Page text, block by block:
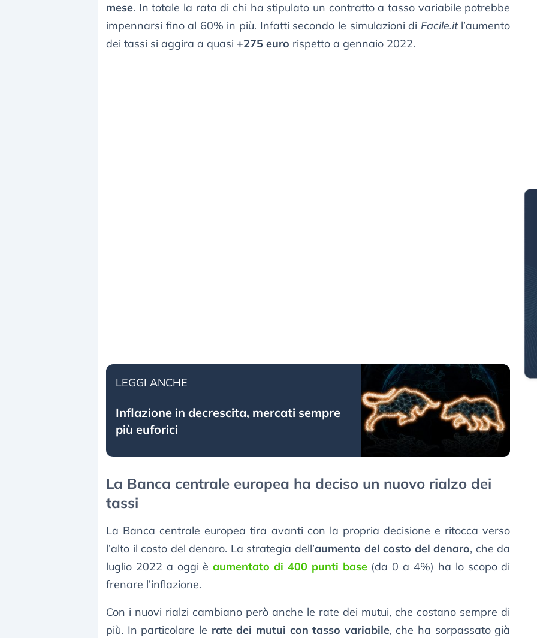
mese. In totale la rata di chi ha stipulato un contratto a tasso variabile potrebbe
impennarsi fino al 60% in più. Infatti secondo le simulazioni di Facile.itl’aumento
dei tassi si aggira a quasi +275 euro rispetto a gennaio 2022.
LEGGI ANCHE
Inflazione in decrescita, mercati sempre
più euforici
La Banca centrale europea ha deciso un nuovo rialzo dei
tassi
La Banca centrale europea tira avanti con la propria decisione e ritocca verso
l’alto il costo del denaro. La strategia dell’aumento del costo del denaro, che da
luglio 2022 a oggi èaumentato di 400 punti base(da 0 a 4%) ha lo scopo di
frenare l’inflazione.
Con i nuovi rialzi cambiano però anche le rate dei mutui, che costano sempre di
più. In particolare le rate dei mutui con tasso variabile, che ha sorpassato già